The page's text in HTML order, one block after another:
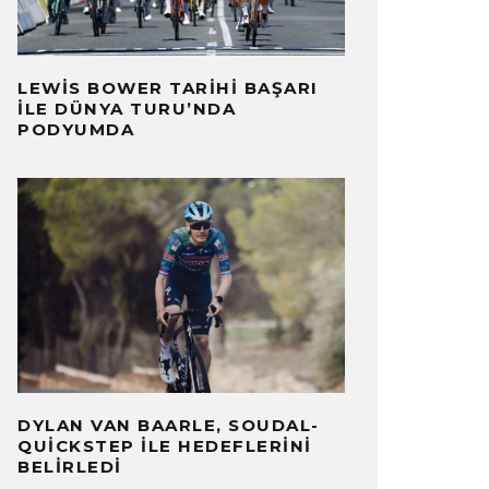
LEWIS BOWER TARIHI BAŞARI
ILE DÜNYA TURU’NDA
PODYUMDA
DYLAN VAN BAARLE, SOUDAL-
QUICKSTEP ILE HEDEFLERINI
BELIRLEDI